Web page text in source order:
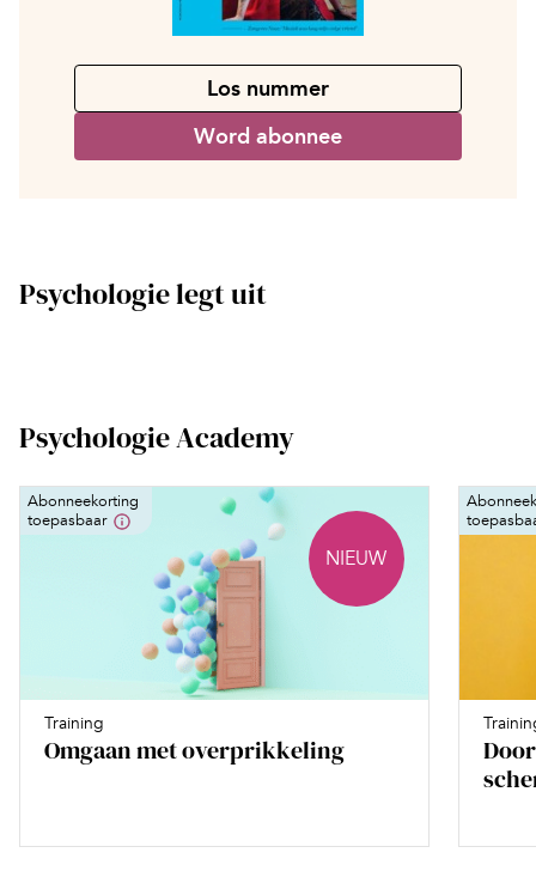
Los nummer
Word abonnee
Psychologie legt uit
Psychologie Academy
Abonneekorting
toepasbaar
NIEUW
Training
Omgaan met overprikkeling